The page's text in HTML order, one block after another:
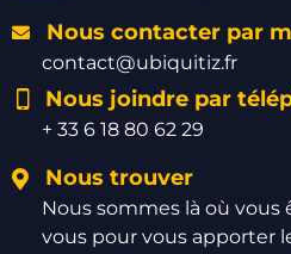
Nous contacter par
contact@ubiquitiz.fr
Nous joindre par
+ 33 6 18 80 62 29
Nous trouver
Nous sommes là où vous
vous pour vous apporter